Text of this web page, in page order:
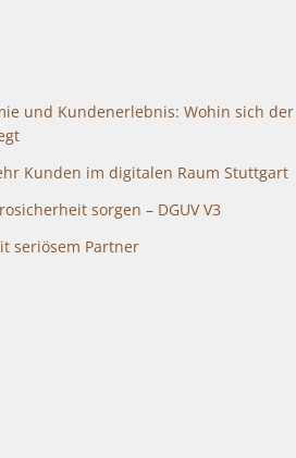
und Kundenerlebnis: Wohin sich der
Kunden im digitalen Raum Stuttgart
sorgen – DGUV V3
seriösem Partner